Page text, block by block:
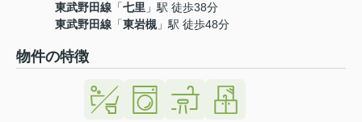
東武野田線 「七里 」駅 徒歩38分
東武野田線 「東岩槻 」駅 徒歩48分
物件の特徴